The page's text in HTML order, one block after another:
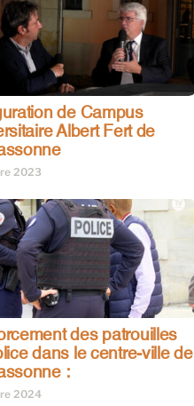
de Campus
Albert Fert de
2023
des patrouilles
dans le centre-ville de
:
2024